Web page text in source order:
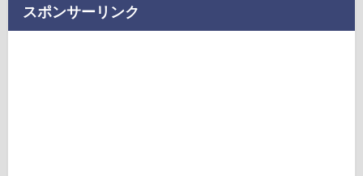
スポンサーリンク